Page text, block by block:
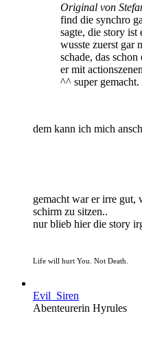
Original von
find die synchro
sagte, die story ist
wusste zuerst gar
schade, das
er mit
^^ super gemacht.
dem kann ich mich
gemacht war er irre
schirm zu sitzen..
nur blieb hier die story
Life will hurt You. Not Death.
Evil_Siren
Abenteurerin Hyrules